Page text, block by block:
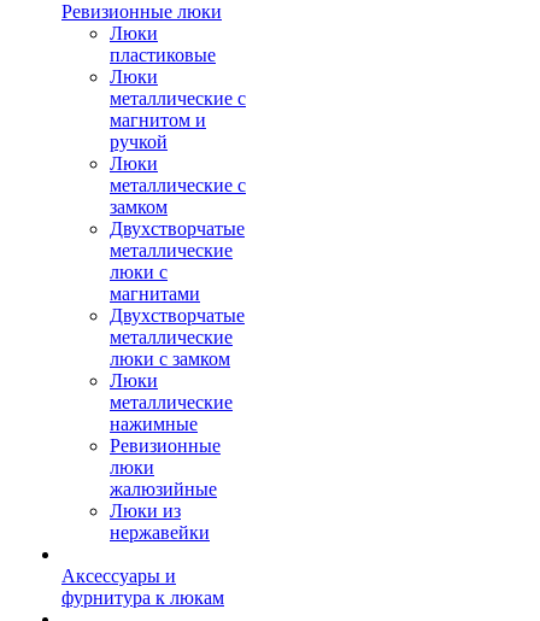
Ревизионные люки
Люки
пластиковые
Люки
металлические с
магнитом и
ручкой
Люки
металлические с
замком
Двухстворчатые
металлические
люки с
магнитами
Двухстворчатые
металлические
люки с замком
Люки
металлические
нажимные
Ревизионные
люки
жалюзийные
Люки из
нержавейки
Аксессуары и
фурнитура к люкам